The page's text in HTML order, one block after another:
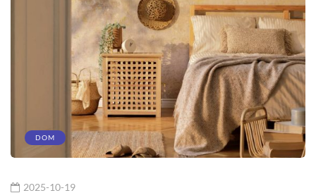
DOM
2025-10-19